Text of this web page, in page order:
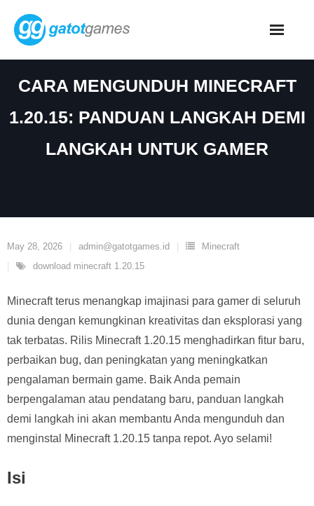
content
CARA MENGUNDUH MINECRAFT
1.20.15: PANDUAN LANGKAH DEMI
LANGKAH UNTUK GAMER
May 28, 2026 admin@gatotgames.id
Minecraft
download minecraft 1.20.15
Minecraft terus menangkap imajinasi para gamer di seluruh
dunia dengan kemungkinan kreativitas dan eksplorasi yang
tak terbatas. Rilis Minecraft 1.20.15 menghadirkan fitur baru,
perbaikan bug, dan peningkatan yang meningkatkan
pengalaman bermain game. Baik Anda pemain
berpengalaman atau pendatang baru, panduan langkah
demi langkah ini akan membantu Anda mengunduh dan
menginstal Minecraft 1.20.15 tanpa repot. Ayo selami!
Isi